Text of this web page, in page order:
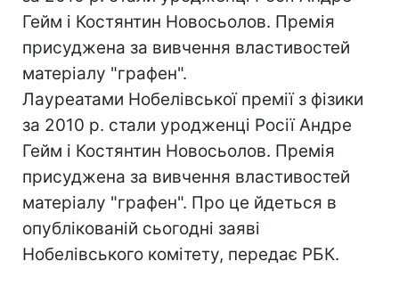
Гейм і Костянтин Новосьолов. Премія
присуджена за вивчення властивостей
матеріалу "графен".
Лауреатами Нобелівської премії з фізики
за 2010 р. стали уродженці Росії Андре
Гейм і Костянтин Новосьолов. Премія
присуджена за вивчення властивостей
матеріалу "графен". Про це йдеться в
опублікованій сьогодні заяві
Нобелівського комітету, передає РБК.